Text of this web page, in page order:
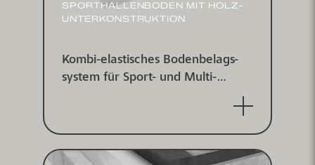
SPORT­HALLEN­BODEN MIT HOLZ­
UNTER­KONSTRUKTION
Kombi-elastisches Boden­belags­
system für Sport- und Multi­
für Innen­bereiche, IHF zertifiziert